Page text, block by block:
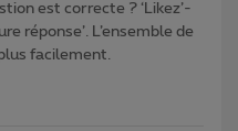
est correcte ? ‘Likez’-
réponse’. L’ensemble de
facilement.